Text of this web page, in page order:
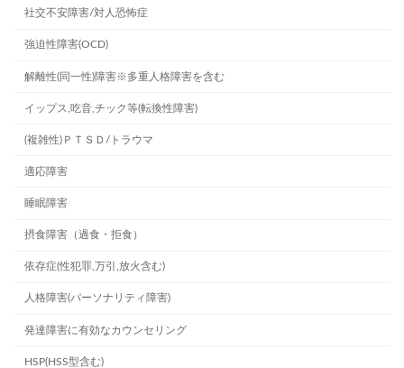
社交不安障害/対人恐怖症
強迫性障害(OCD)
解離性(同一性)障害※多重人格障害を含む
イップス,吃音,チック等(転換性障害)
(複雑性)ＰＴＳＤ/トラウマ
適応障害
睡眠障害
摂食障害（過食・拒食）
依存症(性犯罪,万引,放火含む)
人格障害(パーソナリティ障害)
発達障害に有効なカウンセリング
HSP(HSS型含む)